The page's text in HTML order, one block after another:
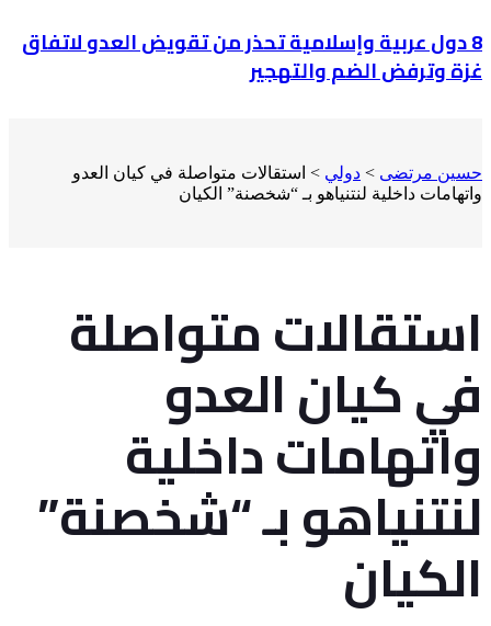
8 دول عربية وإسلامية تحذر من تقويض العدو لاتفاق
غزة وترفض الضم والتهجير
حسين مرتضى > دولي > استقالات متواصلة في كيان العدو
واتهامات داخلية لنتنياهو بـ “شخصنة” الكيان
استقالات متواصلة
في كيان العدو
واتهامات داخلية
لنتنياهو بـ “شخصنة”
الكيان